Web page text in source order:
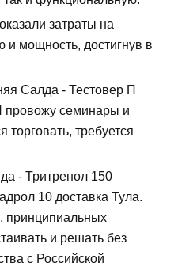
затраты на
и мощность, достигнув в
Салда - Тестовер П
провожу семинары и
торговать, требуется
- Тритренол 150
10 доставка Тула.
принципиальных
и решать без
с Российской